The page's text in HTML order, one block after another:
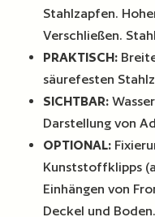
Stahlzapfen.
Verschließen.
PRAKTISCH:
säurefesten
SICHTBAR:
Darstellung von
OPTIONAL:
Kunststoffklipps
Einhängen von
Deckel und